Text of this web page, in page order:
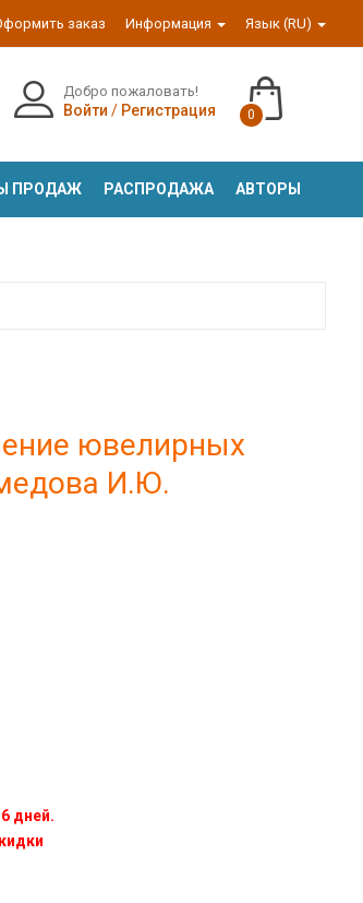
заказ Информация Язык (RU)
Добро пожаловать!
Войти / Регистрация 0
ПРОДАЖ РАСПРОДАЖА АВТОРЫ
ювелирных
И.Ю.
дней.